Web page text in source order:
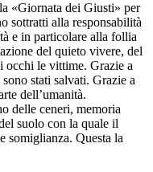
«Giornata dei Giusti» per
sottratti alla responsabilità
e in particolare alla follia
del quieto vivere, del
occhi le vittime. Grazie a
stati salvati. Grazie a
dell’umanità.
delle ceneri, memoria
suolo con la quale il
somiglianza. Questa la